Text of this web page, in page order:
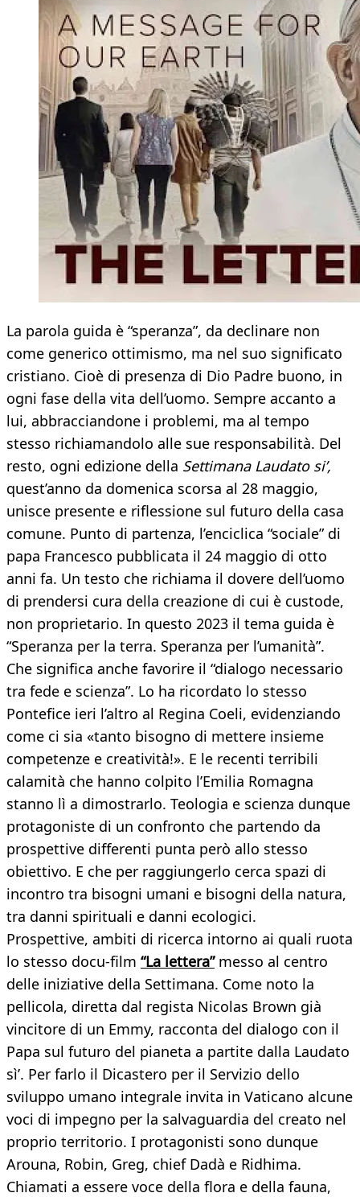
La parola guida è “speranza”, da declinare non
come generico ottimismo, ma nel suo significato
cristiano. Cioè di presenza di Dio Padre buono, in
ogni fase della vita dell’uomo. Sempre accanto a
lui, abbracciandone i problemi, ma al tempo
stesso richiamandolo alle sue responsabilità. Del
resto, ogni edizione della Settimana Laudato si’,
quest’anno da domenica scorsa al 28 maggio,
unisce presente e riflessione sul futuro della casa
comune. Punto di partenza, l’enciclica “sociale” di
papa Francesco pubblicata il 24 maggio di otto
anni fa. Un testo che richiama il dovere dell’uomo
di prendersi cura della creazione di cui è custode,
non proprietario. In questo 2023 il tema guida è
“Speranza per la terra. Speranza per l’umanità”.
Che significa anche favorire il “dialogo necessario
tra fede e scienza”. Lo ha ricordato lo stesso
Pontefice ieri l’altro al Regina Coeli, evidenziando
come ci sia «tanto bisogno di mettere insieme
competenze e creatività!». E le recenti terribili
calamità che hanno colpito l’Emilia Romagna
stanno lì a dimostrarlo. Teologia e scienza dunque
protagoniste di un confronto che partendo da
prospettive differenti punta però allo stesso
obiettivo. E che per raggiungerlo cerca spazi di
incontro tra bisogni umani e bisogni della natura,
tra danni spirituali e danni ecologici.
Prospettive, ambiti di ricerca intorno ai quali ruota
lo stesso docu-film “La lettera”messo al centro
delle iniziative della Settimana. Come noto la
pellicola, diretta dal regista Nicolas Brown già
vincitore di un Emmy, racconta del dialogo con il
Papa sul futuro del pianeta a partite dalla Laudato
sì’. Per farlo il Dicastero per il Servizio dello
sviluppo umano integrale invita in Vaticano alcune
voci di impegno per la salvaguardia del creato nel
proprio territorio. I protagonisti sono dunque
Arouna, Robin, Greg, chief Dadà e Ridhima.
Chiamati a essere voce della flora e della fauna,